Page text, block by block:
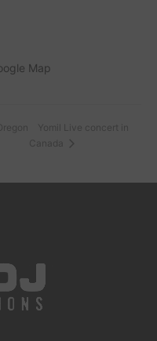
Map
Yomil Live concert in
Canada